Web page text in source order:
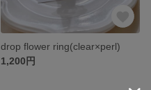
drop flower ring(clear×perl)
1,200円